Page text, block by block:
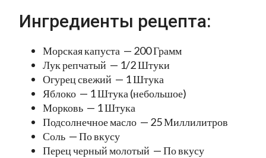
Ингредиенты рецепта:
Морская капуста — 200 Грамм
Лук репчатый — 1/2 Штуки
Огурец свежий — 1 Штука
Яблоко — 1 Штука (небольшое)
Морковь — 1 Штука
Подсолнечное масло — 25 Миллилитров
Соль — По вкусу
Перец черный молотый — По вкусу